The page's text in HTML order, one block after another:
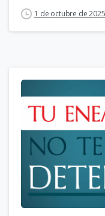
1 de octubre de 2025